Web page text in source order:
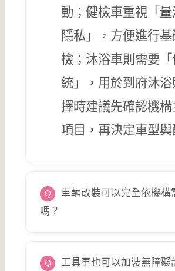
動；健檢車重視「
隱私」，方便進行
檢；沐浴車則需要
統」，用於到府沐
擇時建議先確認機
項目，再決定車型與
車輛改裝可以完全依機構
嗎？
工具車也可以加裝無障礙